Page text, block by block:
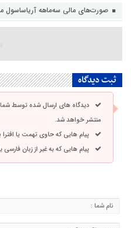
صورت‌های مالی سه‌ماهه آریاساسول
ثبت دیدگاه
دیدگاه های ارسال شده توسط
منتشر خواهد شد.
پیام هایی که حاوی تهمت یا
پیام هایی که به غیر از زبان